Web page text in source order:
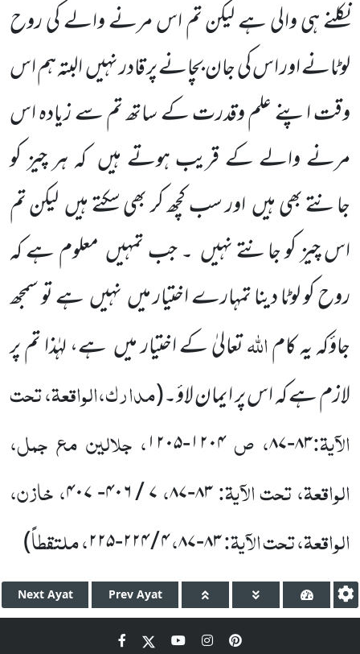
نکلنے ہی والی ہے لیکن تم اس مرنے والے کی روح
لوٹانے اور اس کی جان بچانے پر قادر نہیںالبتہ ہم اس
وقت اپنے علم وقدرت کے ساتھ تم سے زیادہ اس
مرنے والے کے قریب ہوتے ہیں کہ ہر چیز کو
جانتے بھی ہیںاور سب کچھ کر بھی سکتے ہیںلیکن تم
اس چیز کو جانتے نہیں ۔ جب تمہیں معلوم ہے کہ
روح کو لوٹا دینا تمہارے اختیار میںنہیںہے تو سمجھ
جاؤکہ یہ کاماللہتعالیٰ کے اختیار میں ہے، لہٰذا تم پر
لازم ہے کہ اس پر ایمان لاؤ۔(مدارک،الواقعۃ، تحت
الآیۃ:۸۳-۸۷، ص۱۲۰۴-۱۲۰۵، جلالین مع جمل،
الواقعۃ، تحت الآیۃ:۸۳-۸۷،۷/۴۰۶-۴۰۷، خازن،
الواقعۃ، تحت الآیۃ:۸۳-۸۷،۴/۲۲۴-۲۲۵، ملتقطاً)
Next Ayat Prev Ayat